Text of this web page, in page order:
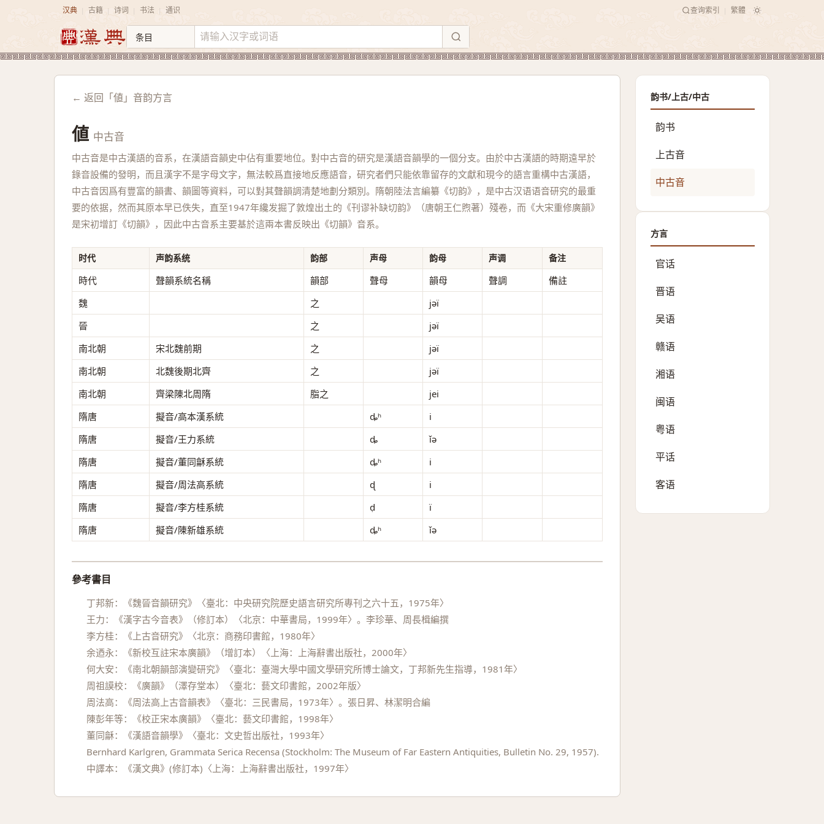
汉典 古籍 诗词 书法 通识 查询索引 繁體
← 返回「値」音韵方言
値 中古音
中古音是中古漢語的音系，在漢語音韻史中佔有重要地位。對中古音的研究是漢語音韻學的一個分支。由於中古漢語的時期遠早於
錄音設備的發明，而且漢字不是字母文字，無法較爲直接地反應語音，研究者們只能依靠留存的文獻和現今的語言重構中古漢語，
中古音因爲有豐富的韻書、韻圖等資料，可以對其聲韻調清楚地劃分類別。隋朝陸法言編纂《切韵》，是中古汉语语音研究的最重
要的依据，然而其原本早已佚失，直至1947年纔发掘了敦煌出土的《刊谬补缺切韵》（唐朝王仁煦著）殘卷，而《大宋重修廣韻》
是宋初增訂《切韻》，因此中古音系主要基於這兩本書反映出《切韻》音系。
时代 声韵系统 韵部 声母 韵母 声调 备注
時代 聲韻系統名稱 韻部 聲母 韻母 聲調
備註
魏
之
jəї
晉
之
jəї
南北朝
宋北魏前期 之
jəї
南北朝
北魏後期北齊 之
jəї
南北朝
齊梁陳北周隋 脂之
jei
隋唐
擬音/高本漢系統 ȡʰ
i
隋唐
擬音/王力系統 ȡ
ǐə
隋唐
擬音/董同龢系統 ȡʰ
i
隋唐
擬音/周法高系統 ɖ
i
隋唐
擬音/李方桂系統 ḍ
ï
隋唐
擬音/陳新雄系統 ȡʰ ǐə
參考書目
丁邦新：《魏晉音韻研究》〈臺北：中央研究院歷史語言研究所專刊之六十五，1975年〉
王力：《漢字古今音表》（修訂本）〈北京：中華書局，1999年〉。李珍華、周長楫編撰
李方桂：《上古音研究》〈北京：商務印書館，1980年〉
余迺永：《新校互註宋本廣韻》（增訂本）〈上海：上海辭書出版社，2000年〉
何大安：《南北朝韻部演變研究》〈臺北：臺灣大學中國文學研究所博士論文，丁邦新先生指導，1981年〉
周祖謨校：《廣韻》（澤存堂本）〈臺北：藝文印書館，2002年版〉
周法高：《周法高上古音韻表》〈臺北：三民書局，1973年〉。張日昇、林潔明合編
陳彭年等：《校正宋本廣韻》〈臺北：藝文印書館，1998年〉
董同龢：《漢語音韻學》〈臺北：文史哲出版社，1993年〉
Bernhard Karlgren, Grammata Serica Recensa (Stockholm: The Museum of Far Eastern Antiquities, Bulletin No. 29, 1957).
中譯本：《漢文典》(修訂本)〈上海：上海辭書出版社，1997年〉
韵书/上古/中古
韵书
上古音
中古音
方言
官话
晋语
吴语
赣语
湘语
闽语
粤语
平话
客语